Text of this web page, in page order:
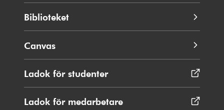
Biblioteket
Canvas
Ladok för studenterÖppnas
i
fönster
Ladok för medarbetare